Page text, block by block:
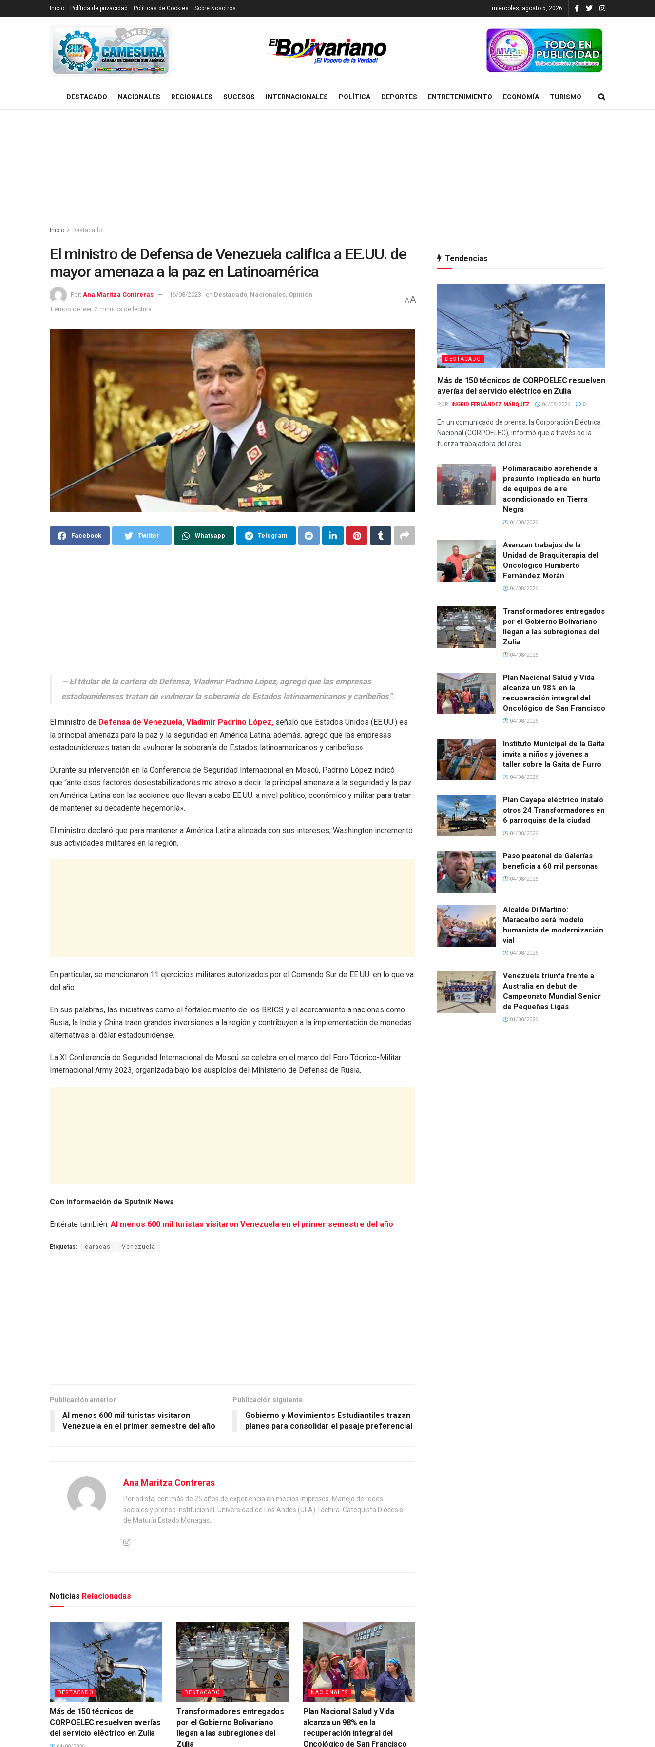
Inicio Política de privacidad Políticas de Cookies Sobre Nosotros miércoles, agosto 5, 2026
DESTACADO NACIONALES REGIONALES SUCESOS INTERNACIONALES POLÍTICA DEPORTES ENTRETENIMIENTO ECONOMÍA TURISMO
Inicio Destacado
El ministro de Defensa de Venezuela califica a EE.UU. de
mayor amenaza a la paz en Latinoamérica
Por: Ana Maritza Contreras 16/08/2023 en Destacado Nacionales Opinión
Tiempo de leer: 2 minutos de lectura
AA
Facebook Twitter Whatsapp Telegram
El titular de la cartera de Defensa, Vladimir Padrino López, agregó que las empresas
estadounidenses tratan de «vulnerar la soberanía de Estados latinoamericanos y caribeños”.
El ministro de Defensa de Venezuela, Vladimir Padrino López, señaló que Estados Unidos (EE.UU.) es
la principal amenaza para la paz y la seguridad en América Latina, además, agregó que las empresas
estadounidenses tratan de «vulnerar la soberanía de Estados latinoamericanos y caribeños».
Durante su intervención en la Conferencia de Seguridad Internacional en Moscú, Padrino López indicó
que “ante esos factores desestabilizadores me atrevo a decir: la principal amenaza a la seguridad y la paz
en América Latina son las acciones que llevan a cabo EE.UU. a nivel político, económico y militar para tratar
de mantener su decadente hegemonía».
El ministro declaró que para mantener a América Latina alineada con sus intereses, Washington incrementó
sus actividades militares en la región.
En particular, se mencionaron 11 ejercicios militares autorizados por el Comando Sur de EE.UU. en lo que va
del año.
En sus palabras, las iniciativas como el fortalecimiento de los BRICS y el acercamiento a naciones como
Rusia, la India y China traen grandes inversiones a la región y contribuyen a la implementación de monedas
alternativas al dólar estadounidense.
La XI Conferencia de Seguridad Internacional de Moscú se celebra en el marco del Foro Técnico-Militar
Internacional Army 2023, organizada bajo los auspicios del Ministerio de Defensa de Rusia.
Con información de Sputnik News
Entérate también: Al menos 600 mil turistas visitaron Venezuela en el primer semestre del año
Etiquetas: caracas Venezuela
Publicación anterior
Al menos 600 mil turistas visitaron
Venezuela en el primer semestre del año
Publicación siguiente
Gobierno y Movimientos Estudiantiles trazan
planes para consolidar el pasaje preferencial
Ana Maritza Contreras
Periodista, con más de 25 años de experiencia en medios impresos. Manejo de redes
sociales y prensa institucional. Universidad de Los Andes (ULA) Táchira. Catequista Diócesis
de Maturín Estado Monagas.
Noticias Relacionadas
DESTACADO
Más de 150 técnicos de
CORPOELEC resuelven averías
del servicio eléctrico en Zulia
DESTACADO
Transformadores entregados
por el Gobierno Bolivariano
llegan a las subregiones del
Zulia
NACIONALES
Plan Nacional Salud y Vida
alcanza un 98% en la
recuperación integral del
Oncológico de San Francisco
Tendencias
DESTACADO
Más de 150 técnicos de CORPOELEC resuelven
averías del servicio eléctrico en Zulia
POR: INGRID FERNÁNDEZ MÁRQUEZ 04/08/2026 0
En un comunicado de prensa. la Corporación Eléctrica
Nacional (CORPOELEC), informó que a través de la
fuerza trabajadora del área...
Polimaracaibo aprehende a
presunto implicado en hurto
de equipos de aire
acondicionado en Tierra
Negra
04/08/2026
Avanzan trabajos de la
Unidad de Braquiterapia del
Oncológico Humberto
Fernández Morán
04/08/2026
Transformadores entregados
por el Gobierno Bolivariano
llegan a las subregiones del
Zulia
04/08/2026
Plan Nacional Salud y Vida
alcanza un 98% en la
recuperación integral del
Oncológico de San Francisco
04/08/2026
Instituto Municipal de la Gaita
invita a niños y jóvenes a
taller sobre la Gaita de Furro
04/08/2026
Plan Cayapa eléctrico instaló
otros 24 Transformadores en
6 parroquias de la ciudad
04/08/2026
Paso peatonal de Galerías
beneficia a 60 mil personas
04/08/2026
Alcalde Di Martino:
Maracaibo será modelo
humanista de modernización
vial
04/08/2026
Venezuela triunfa frente a
Australia en debut de
Campeonato Mundial Senior
de Pequeñas Ligas
01/08/2026